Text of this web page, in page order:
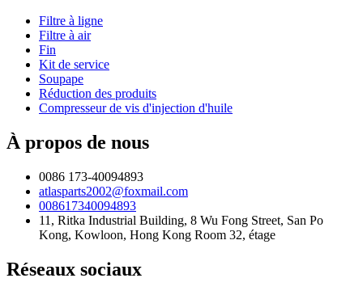
Filtre à ligne
Filtre à air
Fin
Kit de service
Soupape
Réduction des produits
Compresseur de vis d'injection d'huile
À propos de nous
0086 173-40094893
atlasparts2002@foxmail.com
008617340094893
11, Ritka Industrial Building, 8 Wu Fong Street, San Po
Kong, Kowloon, Hong Kong Room 32, étage
Réseaux sociaux